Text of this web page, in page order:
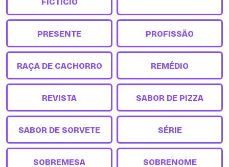
PRESENTE PROFISSÃO
RAÇA DE CACHORRO REMÉDIO
REVISTA SABOR DE PIZZA
SABOR DE SORVETE SÉRIE
SOBREMESA SOBRENOME